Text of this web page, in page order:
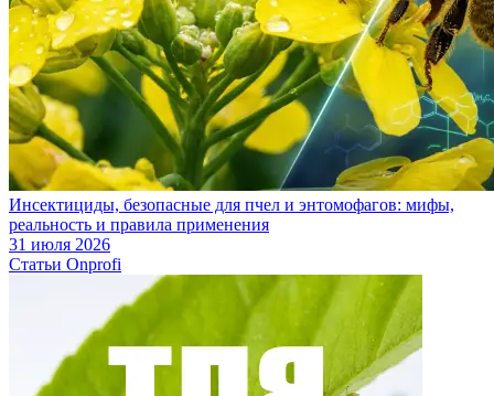
Инсектициды, безопасные для пчел и энтомофагов: мифы,
реальность и правила применения
31 июля 2026
Статьи Onprofi